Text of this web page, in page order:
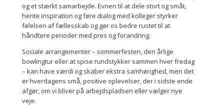
og et stærkt samarbejde. Evnen til at dele stort og småt,
hente inspiration og føre dialog med kolleger styrker
følelsen af fællesskab og gør os bedre rustet til at
håndtere perioder med pres og forandring.
Sociale arrangementer – sommerfesten, den årlige
bowlingtur eller at spise rundstykker sammen hver fredag
– kan have værdi og skaber ekstra samhørighed, men det
er hverdagens små, positive oplevelser, der i sidste ende
afgør, om vi bliver på arbejdspladsen eller vælger nye
veje.